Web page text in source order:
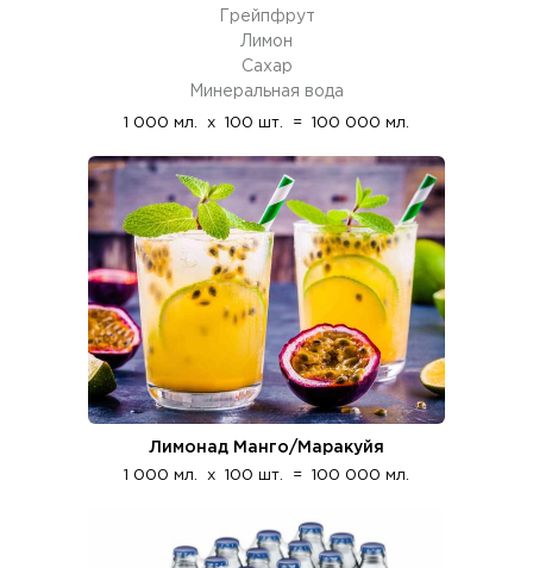
Грейпфрут
Лимон
Сахар
Минеральная вода
1 000 мл. x 100 шт. = 100 000 мл.
Лимонад Манго/Маракуйя
1 000 мл. x 100 шт. = 100 000 мл.